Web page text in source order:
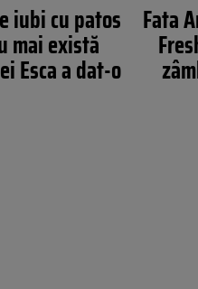
iubi cu patos
mai există
Esca a dat-o
Fata